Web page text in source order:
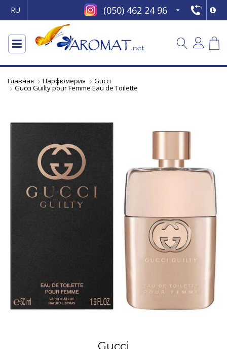
RU (050) 462 24 96
Главная Парфюмерия Gucci
Gucci Guilty pour Femme Eau de Toilette
Gucci